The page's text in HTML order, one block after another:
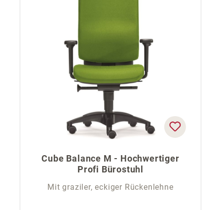
Cube Balance M - Hochwertiger
Profi Bürostuhl
Mit graziler, eckiger Rückenlehne